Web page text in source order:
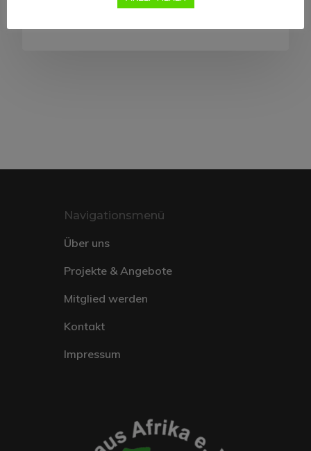
Lamine Conté
Navigationsmenü
Über uns
Projekte & Angebote
Mitglied werden
Kontakt
Impressum